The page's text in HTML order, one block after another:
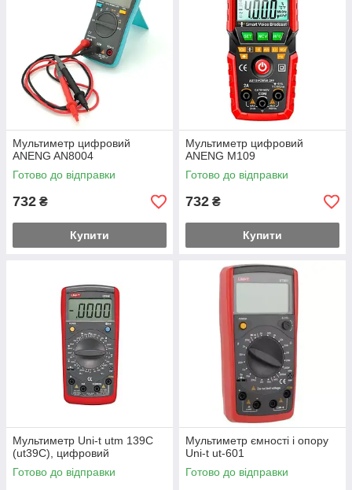
Мультиметр цифровий
ANENG AN8004
Готово до відправки
732 ₴
Купити
Мультиметр цифровий
ANENG М109
Готово до відправки
732 ₴
Купити
Мультиметр Uni-t utm 139C
(ut39C), цифровий
Готово до відправки
Мультиметр ємності і опору
Uni-t ut-601
Готово до відправки